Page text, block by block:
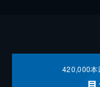
420,000本